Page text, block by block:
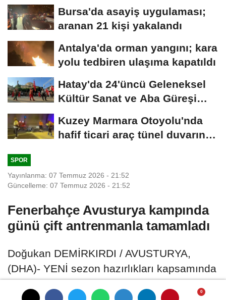
Bursa'da asayiş uygulaması;
aranan 21 kişi yakalandı
Antalya'da orman yangını; kara
yolu tedbiren ulaşıma kapatıldı
Hatay'da 24'üncü Geleneksel
Kültür Sanat ve Aba Güreşi
Kuzey Marmara Otoyolu'nda
hafif ticari araç tünel duvarına
SPOR
Yayınlanma: 07 Temmuz 2026 - 21:52
Güncelleme: 07 Temmuz 2026 - 21:52
Fenerbahçe Avusturya kampında
günü çift antrenmanla tamamladı
Doğukan DEMİRKIRDI / AVUSTURYA,
(DHA)- YENİ sezon hazırlıkları kapsamında
Avusturya'da kamp yapan Fenerbahçe,